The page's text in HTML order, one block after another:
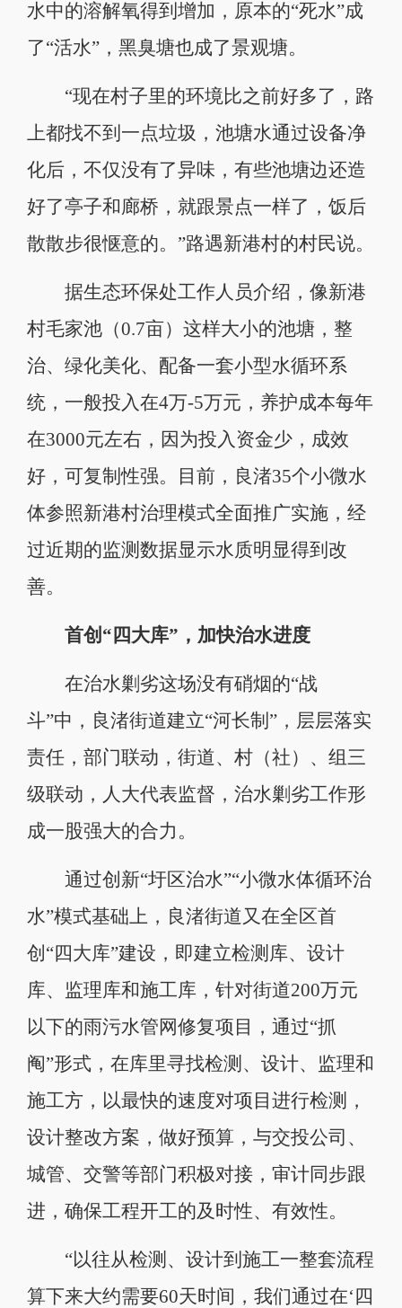
水中的溶解氧得到增加，原本的“死水”成
了“活水”，黑臭塘也成了景观塘。
“现在村子里的环境比之前好多了，路
上都找不到一点垃圾，池塘水通过设备净
化后，不仅没有了异味，有些池塘边还造
好了亭子和廊桥，就跟景点一样了，饭后
散散步很惬意的。”路遇新港村的村民说。
据生态环保处工作人员介绍，像新港
村毛家池（0.7亩）这样大小的池塘，整
治、绿化美化、配备一套小型水循环系
统，一般投入在4万-5万元，养护成本每年
在3000元左右，因为投入资金少，成效
好，可复制性强。目前，良渚35个小微水
体参照新港村治理模式全面推广实施，经
过近期的监测数据显示水质明显得到改
善。
首创“四大库”，加快治水进度
在治水剿劣这场没有硝烟的“战
斗”中，良渚街道建立“河长制”，层层落实
责任，部门联动，街道、村（社）、组三
级联动，人大代表监督，治水剿劣工作形
成一股强大的合力。
通过创新“圩区治水”“小微水体循环治
水”模式基础上，良渚街道又在全区首
创“四大库”建设，即建立检测库、设计
库、监理库和施工库，针对街道200万元
以下的雨污水管网修复项目，通过“抓
阄”形式，在库里寻找检测、设计、监理和
施工方，以最快的速度对项目进行检测，
设计整改方案，做好预算，与交投公司、
城管、交警等部门积极对接，审计同步跟
进，确保工程开工的及时性、有效性。
“以往从检测、设计到施工一整套流程
算下来大约需要60天时间，我们通过在‘四